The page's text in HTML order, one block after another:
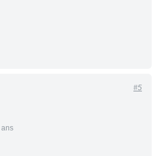
ans
#5